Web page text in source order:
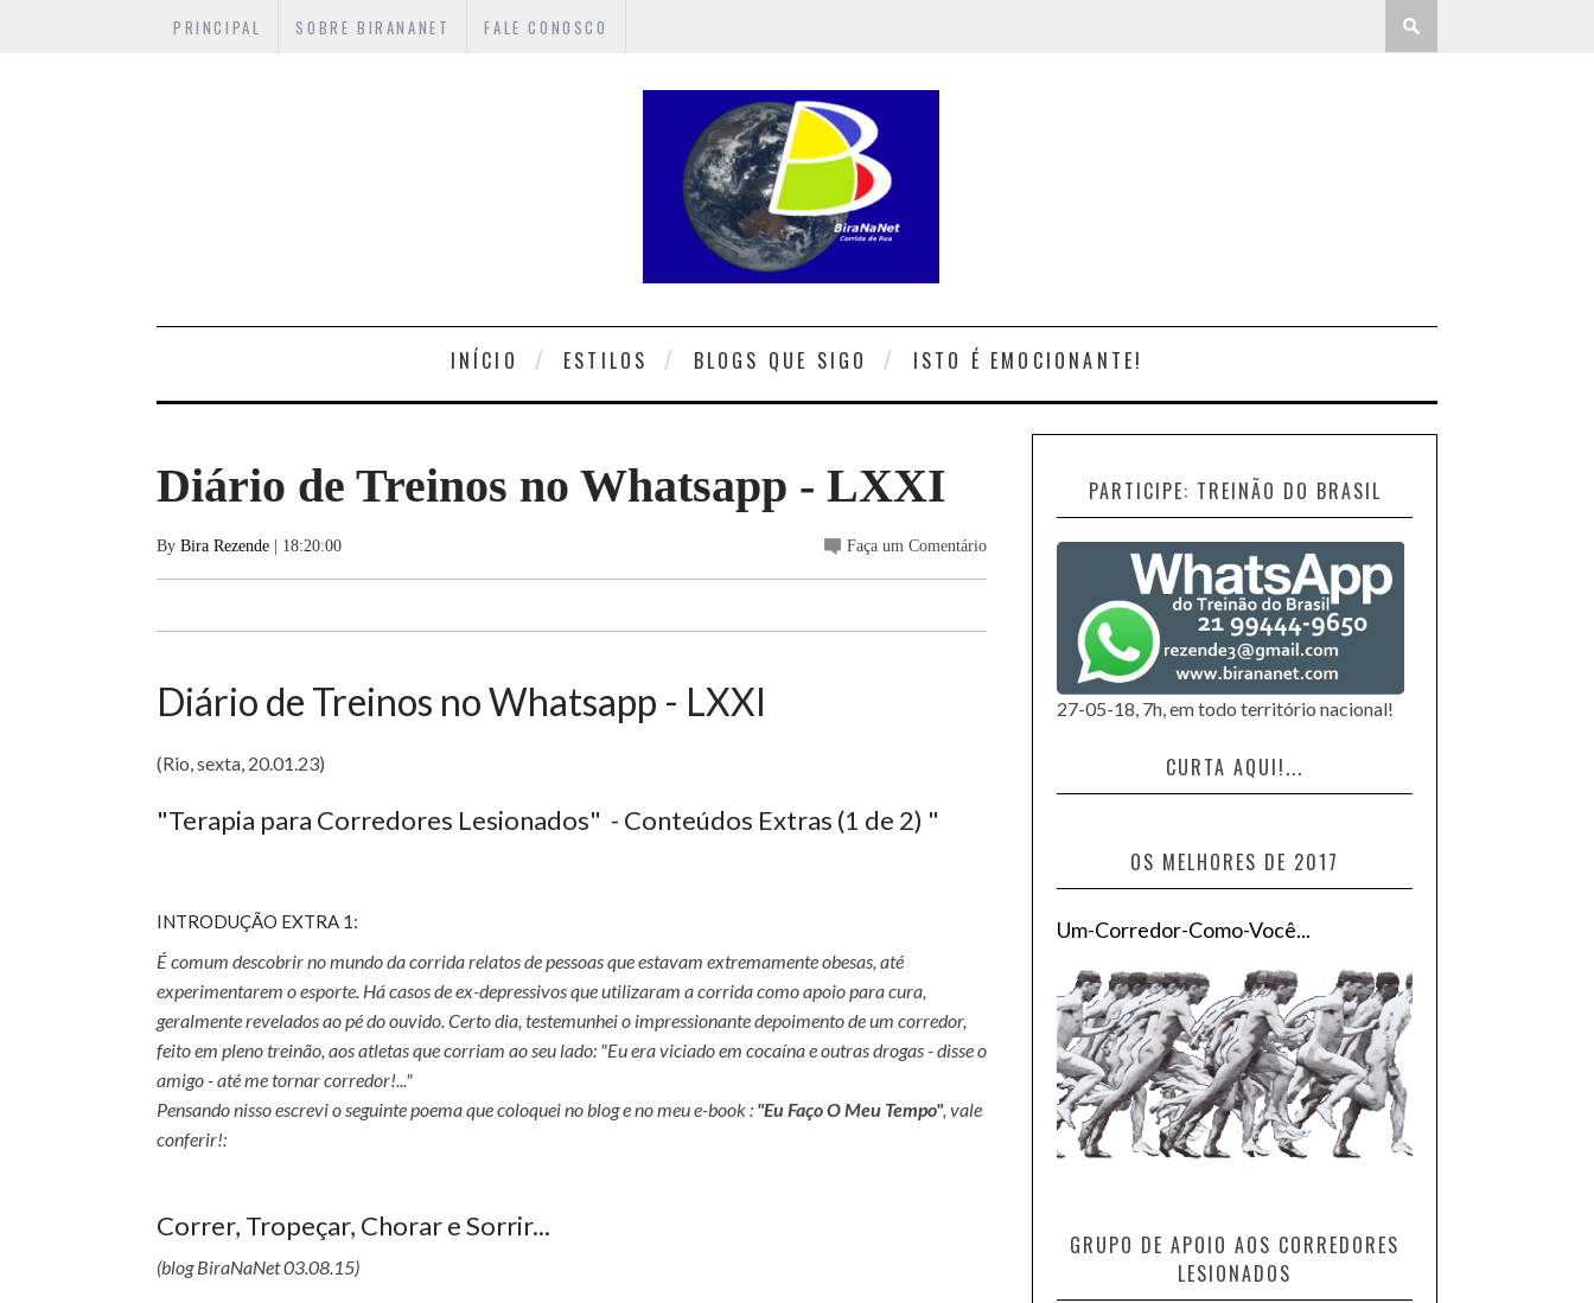
PRINCIPAL SOBRE BIRANANET FALE CONOSCO
INÍCIO ESTILOS BLOGS QUE SIGO ISTO É EMOCIONANTE!
Diário de Treinos no Whatsapp - LXXI
By Bira Rezende | 18:20:00 Faça um Comentário
Diário de Treinos no Whatsapp - LXXI
(Rio, sexta, 20.01.23)
"Terapia para Corredores Lesionados" - Conteúdos Extras (1 de 2) "
INTRODUÇÃO EXTRA 1:
É comum descobrir no mundo da corrida relatos de pessoas que estavam extremamente obesas, até
experimentarem o esporte. Há casos de ex-depressivos que utilizaram a corrida como apoio para cura,
geralmente revelados ao pé do ouvido. Certo dia, testemunhei o impressionante depoimento de um corredor,
feito em pleno treinão, aos atletas que corriam ao seu lado: "Eu era viciado em cocaína e outras drogas - disse o
amigo - até me tornar corredor!..."
Pensando nisso escrevi o seguinte poema que coloquei no blog e no meu e-book : "Eu Faço O Meu Tempo", vale
conferir!:
Correr, Tropeçar, Chorar e Sorrir...
(blog BiraNaNet 03.08.15)
PARTICIPE: TREINÃO DO BRASIL
27-05-18, 7h, em todo território nacional!
CURTA AQUI!...
OS MELHORES DE 2017
Um-Corredor-Como-Você...
GRUPO DE APOIO AOS CORREDORES
LESIONADOS